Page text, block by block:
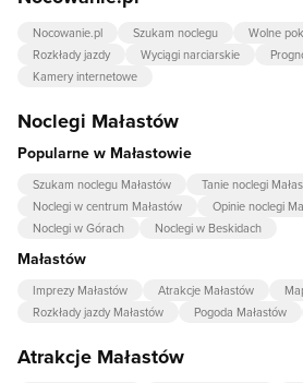
Nocowanie.pl Szukam noclegu Wolne
Rozkłady jazdy
Wyciągi narciarskie
Kamery internetowe
Noclegi Małastów
Popularne w Małastowie
Szukam noclegu Małastów
Tanie noclegi
Noclegi w centrum Małastów
Opinie noclegi
Noclegi w Górach
Noclegi w Beskidach
Małastów
Imprezy Małastów Atrakcje Małastów
Rozkłady jazdy Małastów
Pogoda Małastów
Atrakcje Małastów